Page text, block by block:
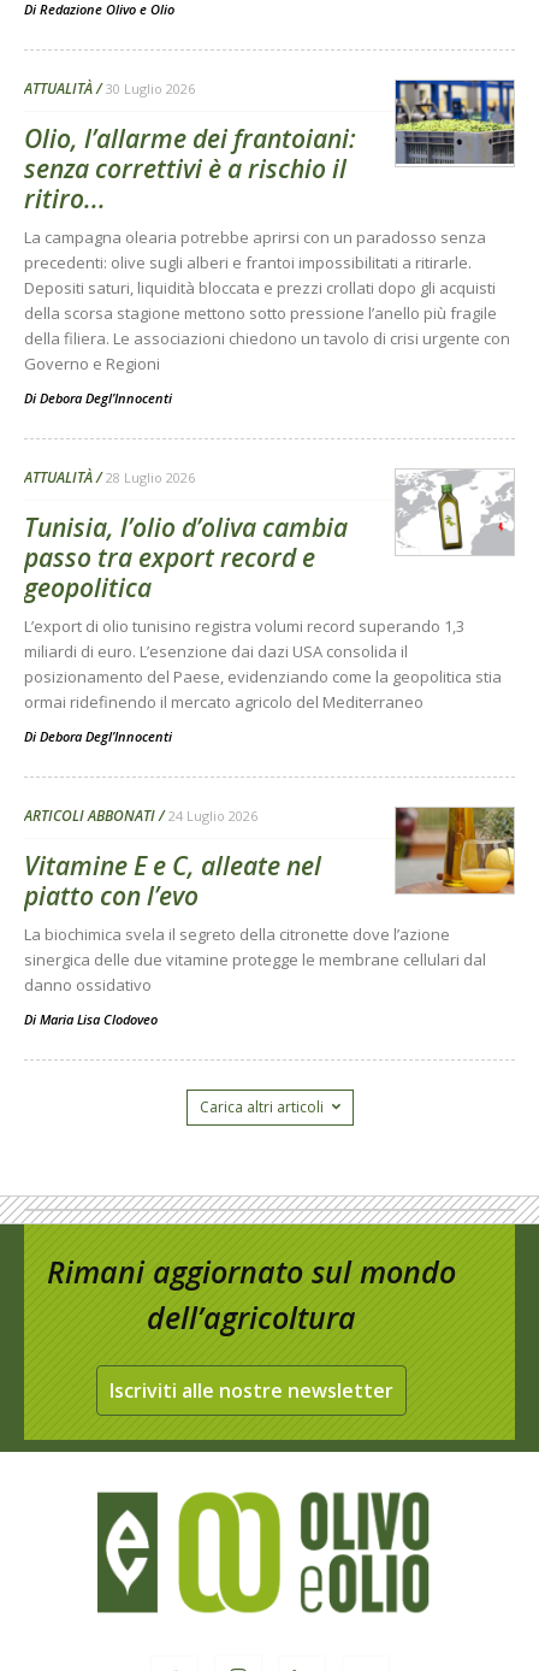
Di Redazione Olivo e Olio
ATTUALITÀ 30 Luglio 2026
Olio, l’allarme dei frantoiani:
senza correttivi è a rischio il
ritiro...
La campagna olearia potrebbe aprirsi con un paradosso senza
precedenti: olive sugli alberi e frantoi impossibilitati a ritirarle.
Depositi saturi, liquidità bloccata e prezzi crollati dopo gli acquisti
della scorsa stagione mettono sotto pressione l’anello più fragile
della filiera. Le associazioni chiedono un tavolo di crisi urgente con
Governo e Regioni
Di Debora Degl’Innocenti
ATTUALITÀ 28 Luglio 2026
Tunisia, l’olio d’oliva cambia
passo tra export record e
geopolitica
L’export di olio tunisino registra volumi record superando 1,3
miliardi di euro. L’esenzione dai dazi USA consolida il
posizionamento del Paese, evidenziando come la geopolitica stia
ormai ridefinendo il mercato agricolo del Mediterraneo
Di Debora Degl’Innocenti
ARTICOLI ABBONATI 24 Luglio 2026
Vitamine E e C, alleate nel
piatto con l’evo
La biochimica svela il segreto della citronette dove l’azione
sinergica delle due vitamine protegge le membrane cellulari dal
danno ossidativo
Di Maria Lisa Clodoveo
Carica altri articoli
Rimani aggiornato sul mondo
dell’agricoltura
Iscriviti alle nostre newsletter